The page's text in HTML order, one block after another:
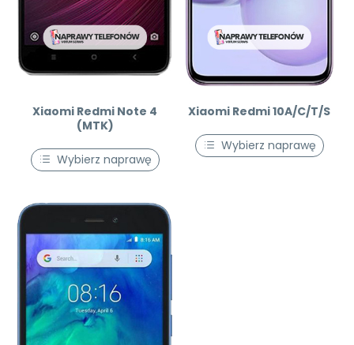
Xiaomi Redmi Note 4
(MTK)
Wybierz naprawę
Xiaomi Redmi 10A/C/T/S
Wybierz naprawę